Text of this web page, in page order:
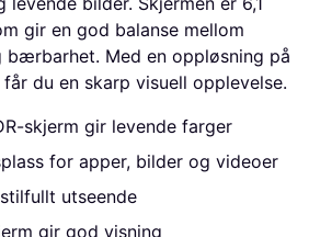
gir en god balanse mellom
bærbarhet. Med en oppløsning på
du en skarp visuell opplevelse.
skjerm gir levende farger
for apper, bilder og videoer
utseende
gir god visning